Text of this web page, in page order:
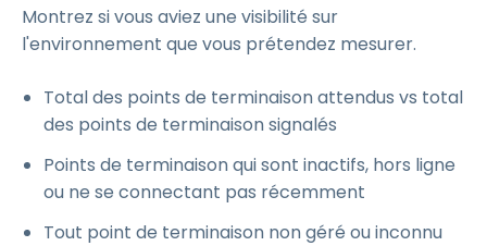
Montrez si vous aviez une visibilité sur
l'environnement que vous prétendez mesurer.
Total des points de terminaison attendus vs total
des points de terminaison signalés
Points de terminaison qui sont inactifs, hors ligne
ou ne se connectant pas récemment
Tout point de terminaison non géré ou inconnu